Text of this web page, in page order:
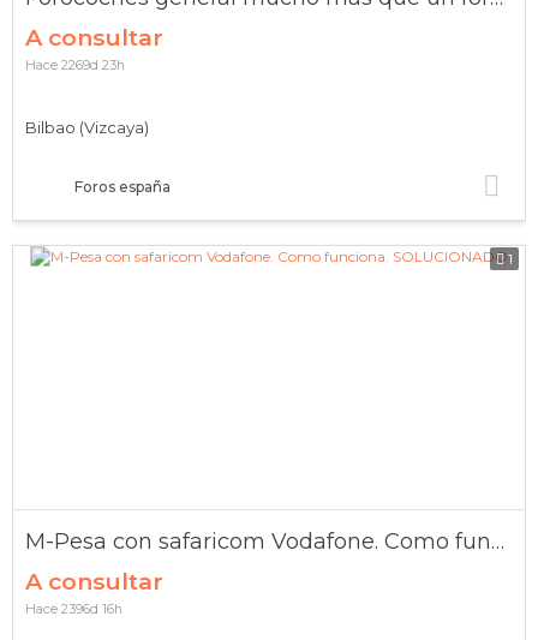
A consultar
Foros españa
Bilbao (Vizcaya)
Hace 2269d 23h
1
M-Pesa con safaricom Vodafone. Como funciona. SOLUCIONADO
A consultar
Hace 2396d 16h